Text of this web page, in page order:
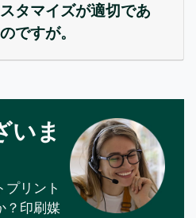
タマイズが適切であ
ですが。
いま
プリント
？印刷媒